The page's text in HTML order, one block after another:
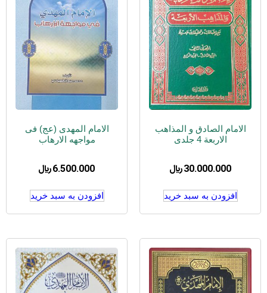
الامام الصادق و المذاهب
الاربعة 4 جلدی
30.000.000 ﷼
افزودن به سبد خرید
الامام المهدی (عج) فی
مواجهه الارهاب
6.500.000 ﷼
افزودن به سبد خرید